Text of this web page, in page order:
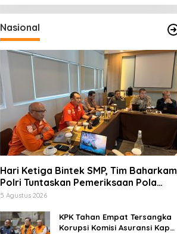
Nasional
Hari Ketiga Bintek SMP, Tim Baharkam
Polri Tuntaskan Pemeriksaan Pola
Pengamanan Pertamina Patra Niaga
5 Agustus 2026
KPK Tahan Empat Tersangka
Korupsi Komisi Asuransi Kapal